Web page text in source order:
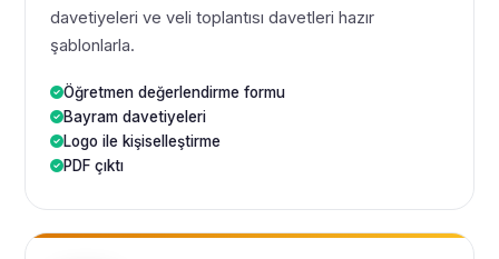
davetiyeleri ve veli toplantısı davetleri hazır
şablonlarla.
Öğretmen değerlendirme formu
Bayram davetiyeleri
Logo ile kişiselleştirme
PDF çıktı